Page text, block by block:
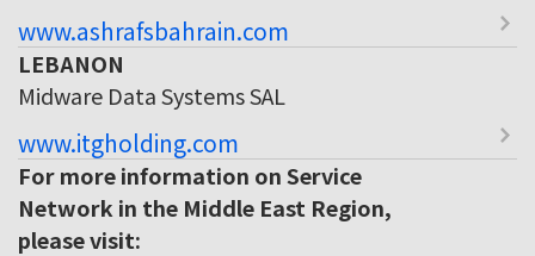
www.ashrafsbahrain.com
LEBANON
Midware Data Systems SAL
www.itgholding.com
For more information on Service
Network in the Middle East Region,
please visit: